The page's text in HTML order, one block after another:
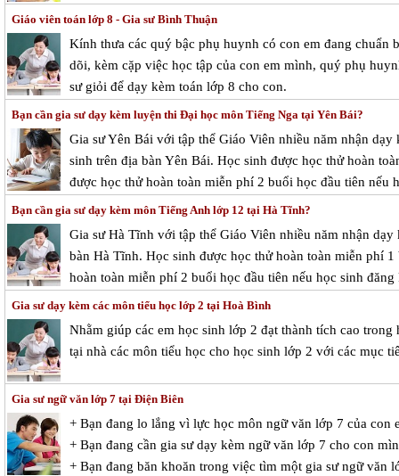
Giáo viên toán lớp 8 - Gia sư Bình Thuận
Kính thưa các quý bậc phụ huynh có con em đang
dõi, kèm cặp việc học tập của con em mình, quý phụ
sư giỏi để dạy kèm toán lớp 8 cho con.
Bạn cần gia sư dạy kèm luyện thi Đại học môn Tiếng Nga tại Yên Bái?
Gia sư Yên Bái với tập thể Giáo Viên nhiều năm nhận
sinh trên địa bàn Yên Bái. Học sinh được học thử hoàn
được học thử hoàn toàn miễn phí 2 buổi học đầu tiên nếu
Bạn cần gia sư dạy kèm môn Tiếng Anh lớp 12 tại Hà Tĩnh?
Gia sư Hà Tĩnh với tập thể Giáo Viên nhiều năm nhận
bàn Hà Tĩnh. Học sinh được học thử hoàn toàn miễn phí
hoàn toàn miễn phí 2 buổi học đầu tiên nếu học sinh
Gia sư dạy kèm các môn tiểu học lớp 2 tại Hoà Bình
Nhằm giúp các em học sinh lớp 2 đạt thành tích cao
tại nhà các môn tiểu học cho học sinh lớp 2 với các mục
Gia sư ngữ văn lớp 7 tại Điện Biên
+ Bạn đang lo lắng vì lực học môn ngữ văn lớp 7 của con
+ Bạn đang cần gia sư dạy kèm ngữ văn lớp 7 cho con
+ Bạn đang băn khoăn trong việc tìm một gia sư ngữ văn